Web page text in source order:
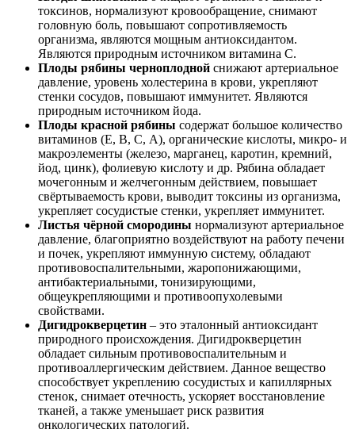
токсинов, нормализуют кровообращение, снимают
головную боль, повышают сопротивляемость
организма, являются мощным антиоксидантом.
Являются природным источником витамина С.
Плоды рябины черноплодной снижают артериальное
давление, уровень холестерина в крови, укрепляют
стенки сосудов, повышают иммунитет. Являются
природным источником йода.
Плоды красной рябины содержат большое количество
витаминов (Е, В, С, А), органические кислоты, микро- и
макроэлементы (железо, марганец, каротин, кремний,
йод, цинк), фолиевую кислоту и др. Рябина обладает
мочегонным и желчегонным действием, повышает
свёртываемость крови, выводит токсины из организма,
укрепляет сосудистые стенки, укрепляет иммунитет.
Листья чёрной смородины нормализуют артериальное
давление, благоприятно воздействуют на работу печени
и почек, укрепляют иммунную систему, обладают
противовоспалительными, жаропонижающими,
антибактериальными, тонизирующими,
общеукрепляющими и противоопухолевыми
свойствами.
Дигидрокверцетин – это эталонный антиоксидант
природного происхождения. Дигидрокверцетин
обладает сильным противовоспалительным и
противоаллергическим действием. Данное вещество
способствует укреплению сосудистых и капиллярных
стенок, снимает отечность, ускоряет восстановление
тканей, а также уменьшает риск развития
онкологических патологий.